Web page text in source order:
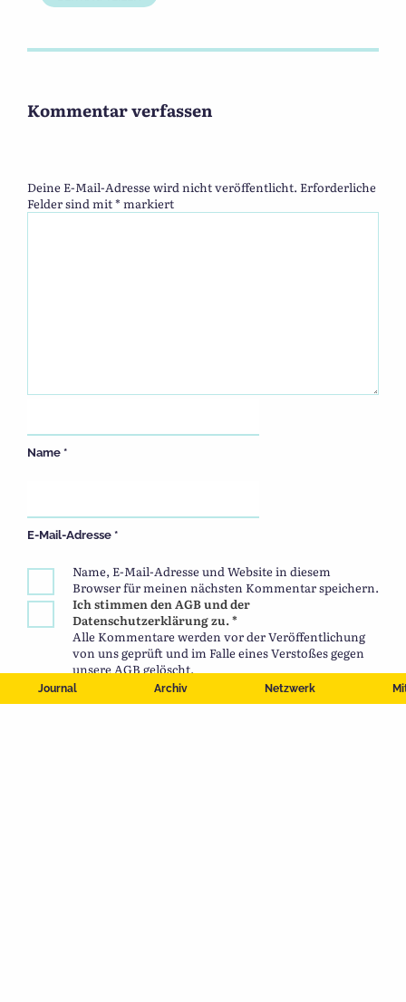
Journal Archiv Netzwerk
Kommentar verfassen
Deine E-Mail-Adresse wird nicht veröffentlicht. Erforderliche
Felder sind mit* markiert
Name *
E-Mail-Adresse *
Name, E-Mail-Adresse und Website in diesem
Browser für meinen nächsten Kommentar speichern.
Ich stimmen den AGB und der
Datenschutzerklärung zu. *
Alle Kommentare werden vor der Veröffentlichung
von uns geprüft und im Falle eines Verstoßes gegen
unsere AGB gelöscht.